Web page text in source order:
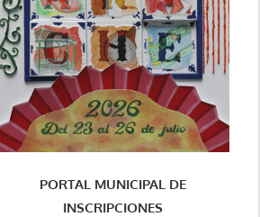
PORTAL MUNICIPAL DE
INSCRIPCIONES